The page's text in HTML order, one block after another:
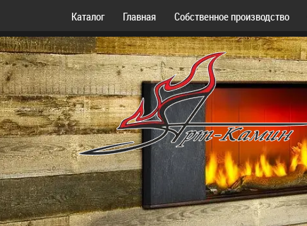
Каталог Главная Собственное производство